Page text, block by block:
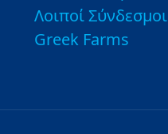
Λοιποί Σύνδεσμοι
Greek Farms